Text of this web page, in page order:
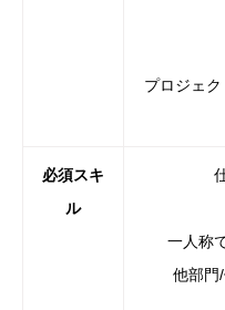
プロジェ
必須スキ
ル
一人称
他部門